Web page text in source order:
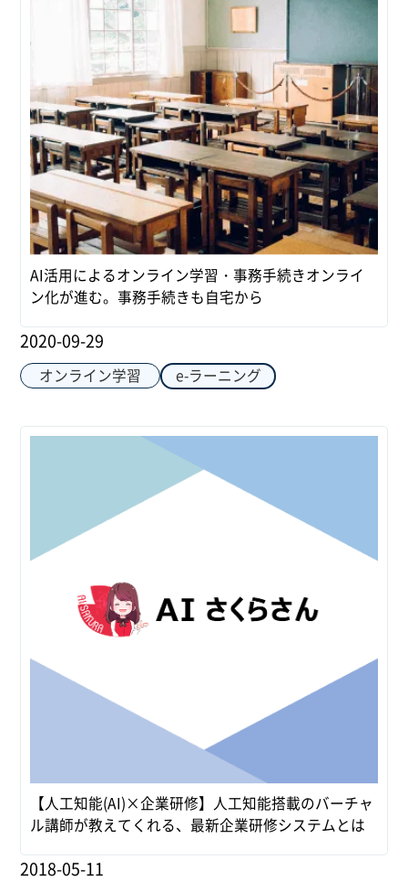
AI活用によるオンライン学習・事務手続きオンライ
ン化が進む。事務手続きも自宅から
2020-09-29
オンライン学習 e-ラーニング
【人工知能(AI)×企業研修】人工知能搭載のバーチャ
ル講師が教えてくれる、最新企業研修システムとは
2018-05-11